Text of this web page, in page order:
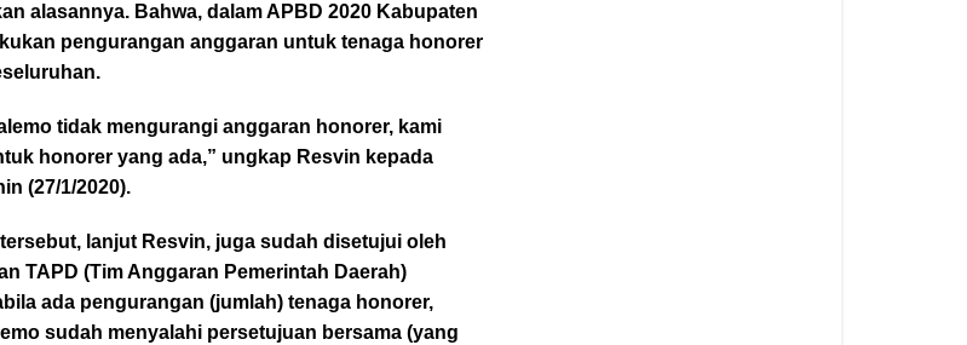
alasannya. Bahwa, dalam APBD 2020 Kabupaten
pengurangan anggaran untuk tenaga honorer
tidak mengurangi anggaran honorer, kami
honorer yang ada,” ungkap Resvin kepada
(27/1/2020).
lanjut Resvin, juga sudah disetujui oleh
TAPD (Tim Anggaran Pemerintah Daerah)
ada pengurangan (jumlah) tenaga honorer,
sudah menyalahi persetujuan bersama (yang